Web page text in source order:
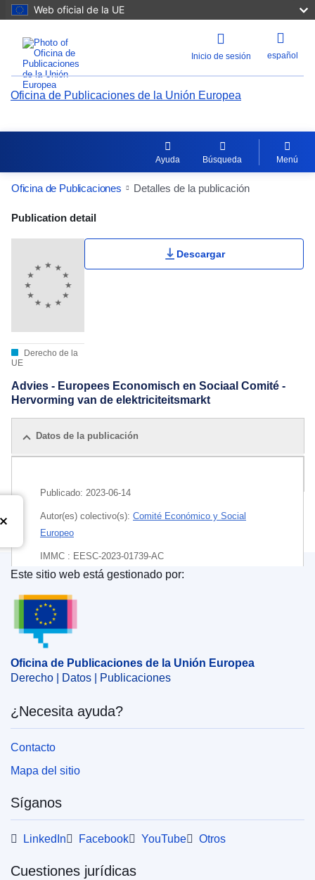
Web oficial de la UE
Inicio de sesión español
Oficina de Publicaciones de la Unión Europea
Ayuda Búsqueda Menú
Oficina de Publicaciones Detalles de la publicación
Publication Detail Actions Portlet
Publication detail
Derecho de la
UE
Descargar
Advies - Europees Economisch en Sociaal Comité -
Hervorming van de elektriciteitsmarkt
Datos de la publicación
Publicado: 2023-06-14
Autor(es) colectivo(s): Comité Económico y Social
Europeo
IMMC : EESC-2023-01739-AC
EDITION : fb3c4f44-623b-11ee-9220-01aa75ed71a1
EDITION : ff613229-3d97-11ee-a97e-01aa75ed71a1
Oficina de Publicaciones de la Unión Europea
Este sitio web está gestionado por:
Oficina de Publicaciones de la Unión Europea
Derecho | Datos | Publicaciones
¿Necesita ayuda?
Contacto
Mapa del sitio
Síganos
LinkedIn Facebook YouTube Otros
Cuestiones jurídicas